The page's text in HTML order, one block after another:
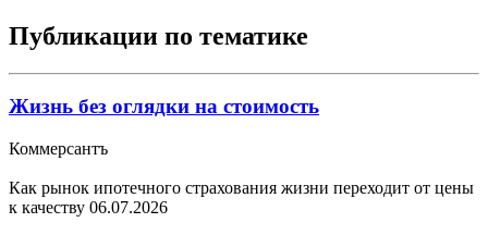
Публикации по тематике
Жизнь без оглядки на стоимость
Коммерсантъ
Как рынок ипотечного страхования жизни переходит от цены
к качеству 06.07.2026